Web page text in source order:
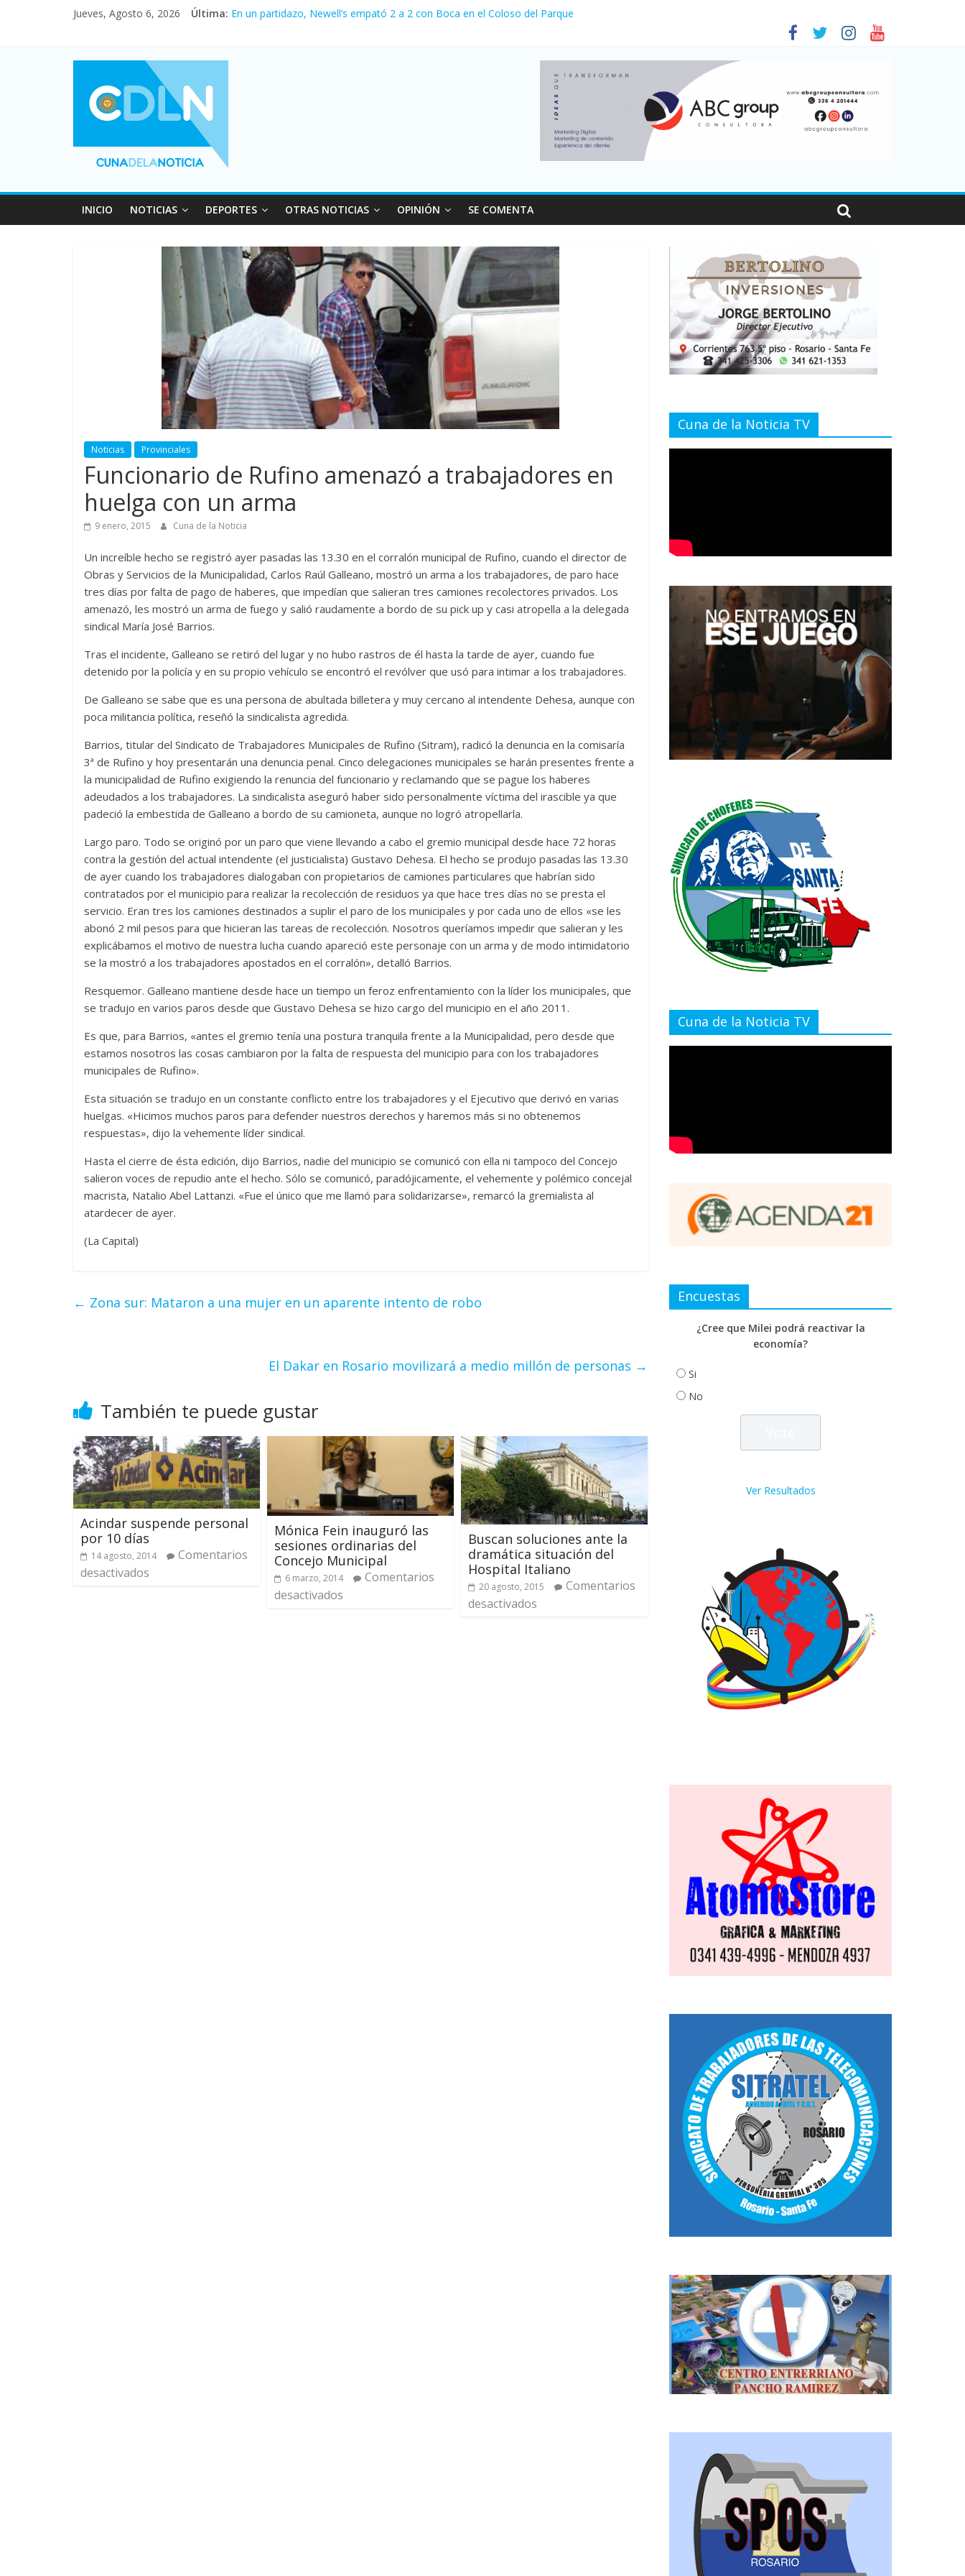
Jueves, Agosto 6, 2026 Última: En un partidazo, Newell’s empató 2 a 2 con Boca en el Coloso del Parque
Vacaciones de invierno con más movimiento y consumo turístico: 4,6 millones de personas viajaron por el país, un 5,9% más que en 2025
INICIO NOTICIAS DEPORTES OTRAS NOTICIAS OPINIÓN SE COMENTA
Noticias Provinciales
Funcionario de Rufino amenazó a trabajadores en
huelga con un arma
9 enero, 2015 Cuna de la Noticia
Un increíble hecho se registró ayer pasadas las 13.30 en el corralón municipal de Rufino, cuando el director de
Obras y Servicios de la Municipalidad, Carlos Raúl Galleano, mostró un arma a los trabajadores, de paro hace
tres días por falta de pago de haberes, que impedían que salieran tres camiones recolectores privados. Los
amenazó, les mostró un arma de fuego y salió raudamente a bordo de su pick up y casi atropella a la delegada
sindical María José Barrios.
Tras el incidente, Galleano se retiró del lugar y no hubo rastros de él hasta la tarde de ayer, cuando fue
detenido por la policía y en su propio vehículo se encontró el revólver que usó para intimar a los trabajadores.
De Galleano se sabe que es una persona de abultada billetera y muy cercano al intendente Dehesa, aunque con
poca militancia política, reseñó la sindicalista agredida.
Barrios, titular del Sindicato de Trabajadores Municipales de Rufino (Sitram), radicó la denuncia en la comisaría
3ª de Rufino y hoy presentarán una denuncia penal. Cinco delegaciones municipales se harán presentes frente a
la municipalidad de Rufino exigiendo la renuncia del funcionario y reclamando que se pague los haberes
adeudados a los trabajadores. La sindicalista aseguró haber sido personalmente víctima del irascible ya que
padeció la embestida de Galleano a bordo de su camioneta, aunque no logró atropellarla.
Largo paro. Todo se originó por un paro que viene llevando a cabo el gremio municipal desde hace 72 horas
contra la gestión del actual intendente (el justicialista) Gustavo Dehesa. El hecho se produjo pasadas las 13.30
de ayer cuando los trabajadores dialogaban con propietarios de camiones particulares que habrían sido
contratados por el municipio para realizar la recolección de residuos ya que hace tres días no se presta el
servicio. Eran tres los camiones destinados a suplir el paro de los municipales y por cada uno de ellos «se les
abonó 2 mil pesos para que hicieran las tareas de recolección. Nosotros queríamos impedir que salieran y les
explicábamos el motivo de nuestra lucha cuando apareció este personaje con un arma y de modo intimidatorio
se la mostró a los trabajadores apostados en el corralón», detalló Barrios.
Resquemor. Galleano mantiene desde hace un tiempo un feroz enfrentamiento con la líder los municipales, que
se tradujo en varios paros desde que Gustavo Dehesa se hizo cargo del municipio en el año 2011.
Es que, para Barrios, «antes el gremio tenía una postura tranquila frente a la Municipalidad, pero desde que
estamos nosotros las cosas cambiaron por la falta de respuesta del municipio para con los trabajadores
municipales de Rufino».
Esta situación se tradujo en un constante conflicto entre los trabajadores y el Ejecutivo que derivó en varias
huelgas. «Hicimos muchos paros para defender nuestros derechos y haremos más si no obtenemos
respuestas», dijo la vehemente líder sindical.
Hasta el cierre de ésta edición, dijo Barrios, nadie del municipio se comunicó con ella ni tampoco del Concejo
salieron voces de repudio ante el hecho. Sólo se comunicó, paradójicamente, el vehemente y polémico concejal
macrista, Natalio Abel Lattanzi. «Fue el único que me llamó para solidarizarse», remarcó la gremialista al
atardecer de ayer.
(La Capital)
← Zona sur: Mataron a una mujer en un aparente intento de robo
El Dakar en Rosario movilizará a medio millón de personas →
También te puede gustar
Acindar suspende personal
por 10 días
14 agosto, 2014
Comentarios
desactivados
Mónica Fein inauguró las
sesiones ordinarias del
Concejo Municipal
6 marzo, 2014
Comentarios
desactivados
Buscan soluciones ante la
dramática situación del
Hospital Italiano
20 agosto, 2015
Comentarios
desactivados
Cuna de la Noticia TV
Cuna de la Noticia TV
Encuestas
¿Cree que Milei podrá reactivar la
economía?
Si
No
Ver Resultados